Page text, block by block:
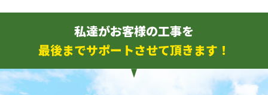
私達がお客様の工事を
最後までサポートさせて頂きます！